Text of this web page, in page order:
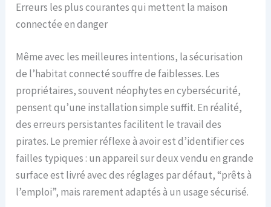
Erreurs les plus courantes qui mettent la maison
connectée en danger
Même avec les meilleures intentions, la sécurisation
de l’habitat connecté souffre de faiblesses. Les
propriétaires, souvent néophytes en cybersécurité,
pensent qu’une installation simple suffit. En réalité,
des erreurs persistantes facilitent le travail des
pirates. Le premier réflexe à avoir est d’identifier ces
failles typiques : un appareil sur deux vendu en grande
surface est livré avec des réglages par défaut, “prêts à
l’emploi”, mais rarement adaptés à un usage sécurisé.